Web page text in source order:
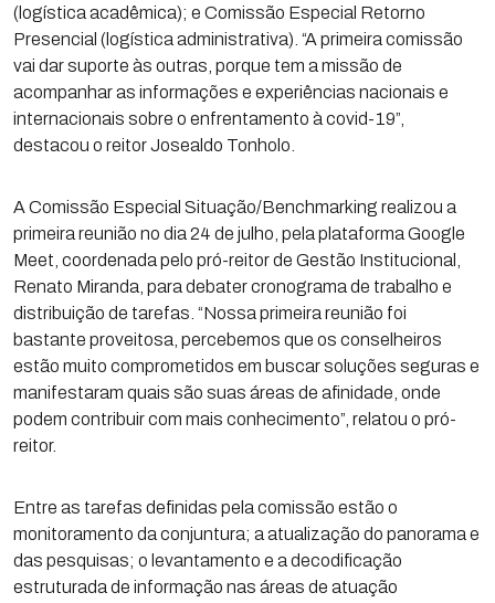
(logística acadêmica); e Comissão Especial Retorno
Presencial (logística administrativa). “A primeira comissão
vai dar suporte às outras, porque tem a missão de
acompanhar as informações e experiências nacionais e
internacionais sobre o enfrentamento à covid-19”,
destacou o reitor Josealdo Tonholo.
A Comissão Especial Situação/Benchmarking realizou a
primeira reunião no dia 24 de julho, pela plataforma Google
Meet, coordenada pelo pró-reitor de Gestão Institucional,
Renato Miranda, para debater cronograma de trabalho e
distribuição de tarefas. “Nossa primeira reunião foi
bastante proveitosa, percebemos que os conselheiros
estão muito comprometidos em buscar soluções seguras e
manifestaram quais são suas áreas de afinidade, onde
podem contribuir com mais conhecimento”, relatou o pró-
reitor.
Entre as tarefas definidas pela comissão estão o
monitoramento da conjuntura; a atualização do panorama e
das pesquisas; o levantamento e a decodificação
estruturada de informação nas áreas de atuação